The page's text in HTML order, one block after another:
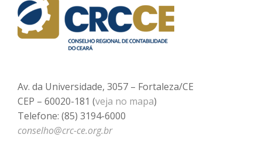
Av. da Universidade, 3057 – Fortaleza/CE
CEP – 60020-181 (veja no mapa)
Telefone: (85) 3194-6000
conselho@crc-ce.org.br